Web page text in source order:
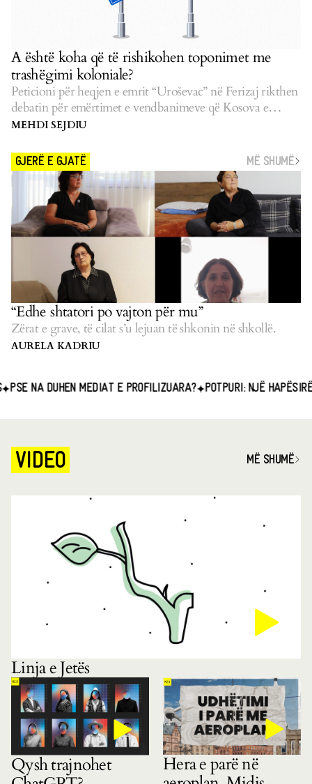
A është koha që të rishikohen toponimet me
trashëgimi koloniale?
Peticioni për heqjen e emrit “Uroševac” në Ferizaj rikthen
debatin për emërtimet e vendbanimeve që Kosova e
pasluftës i la të pazgjidhura.
MEHDI SEJDIU
GJERË E GJATË MË SHUMË
“Edhe shtatori po vajton për mu”
Zërat e grave, të cilat s’u lejuan të shkonin në shkollë.
AURELA KADRIU
DUHEN MEDIAT E PROFILIZUARA? POTPURI: NJË HAPËSIRË E
VIDEO MË SHUMË
Linja e Jetës
Qysh trajnohet
Hera e parë në